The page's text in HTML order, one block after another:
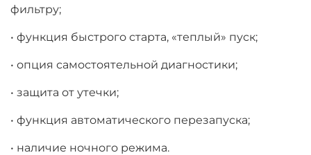
фильтру;
• функция быстрого старта, «теплый» пуск;
• опция самостоятельной диагностики;
• защита от утечки;
• функция автоматического перезапуска;
• наличие ночного режима.